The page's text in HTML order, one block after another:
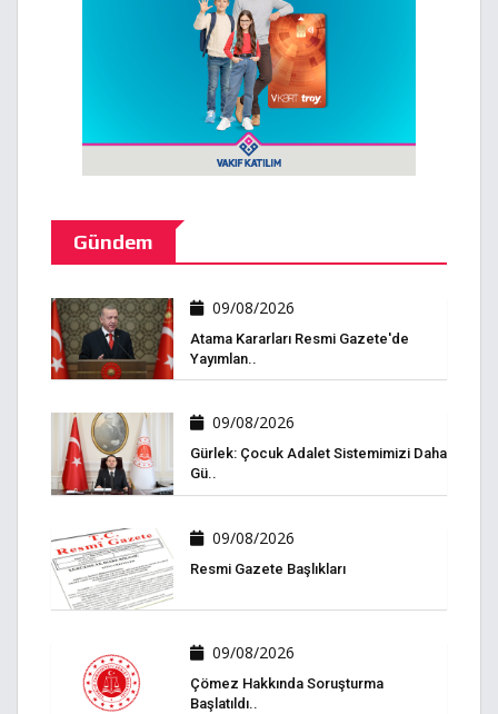
Gündem
09/08/2026
Atama Kararları Resmi Gazete'de
Yayımlan..
09/08/2026
Gürlek: Çocuk Adalet Sistemimizi Daha
Gü..
09/08/2026
Resmi Gazete Başlıkları
09/08/2026
Çömez Hakkında Soruşturma
Başlatıldı..